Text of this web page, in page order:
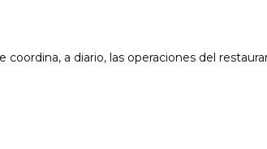
a diario, las operaciones del